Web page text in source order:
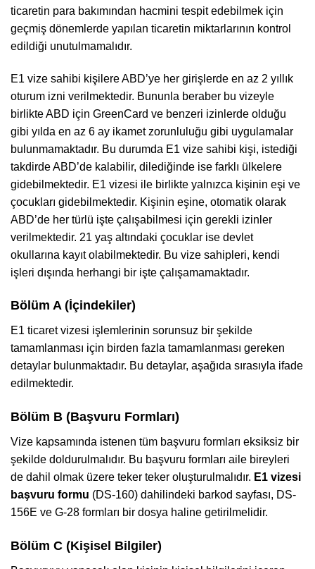
ticaretin para bakımından hacmini tespit edebilmek için
geçmiş dönemlerde yapılan ticaretin miktarlarının kontrol
edildiği unutulmamalıdır.
E1 vize sahibi kişilere ABD’ye her girişlerde en az 2 yıllık
oturum izni verilmektedir. Bununla beraber bu vizeyle
birlikte ABD için GreenCard ve benzeri izinlerde olduğu
gibi yılda en az 6 ay ikamet zorunluluğu gibi uygulamalar
bulunmamaktadır. Bu durumda E1 vize sahibi kişi, istediği
takdirde ABD’de kalabilir, dilediğinde ise farklı ülkelere
gidebilmektedir. E1 vizesi ile birlikte yalnızca kişinin eşi ve
çocukları gidebilmektedir. Kişinin eşine, otomatik olarak
ABD’de her türlü işte çalışabilmesi için gerekli izinler
verilmektedir. 21 yaş altındaki çocuklar ise devlet
okullarına kayıt olabilmektedir. Bu vize sahipleri, kendi
işleri dışında herhangi bir işte çalışamamaktadır.
Bölüm A (İçindekiler)
E1 ticaret vizesi işlemlerinin sorunsuz bir şekilde
tamamlanması için birden fazla tamamlanması gereken
detaylar bulunmaktadır. Bu detaylar, aşağıda sırasıyla ifade
edilmektedir.
Bölüm B (Başvuru Formları)
Vize kapsamında istenen tüm başvuru formları eksiksiz bir
şekilde doldurulmalıdır. Bu başvuru formları aile bireyleri
de dahil olmak üzere teker teker oluşturulmalıdır. E1 vizesi
başvuru formu (DS-160) dahilindeki barkod sayfası, DS-
156E ve G-28 formları bir dosya haline getirilmelidir.
Bölüm C (Kişisel Bilgiler)